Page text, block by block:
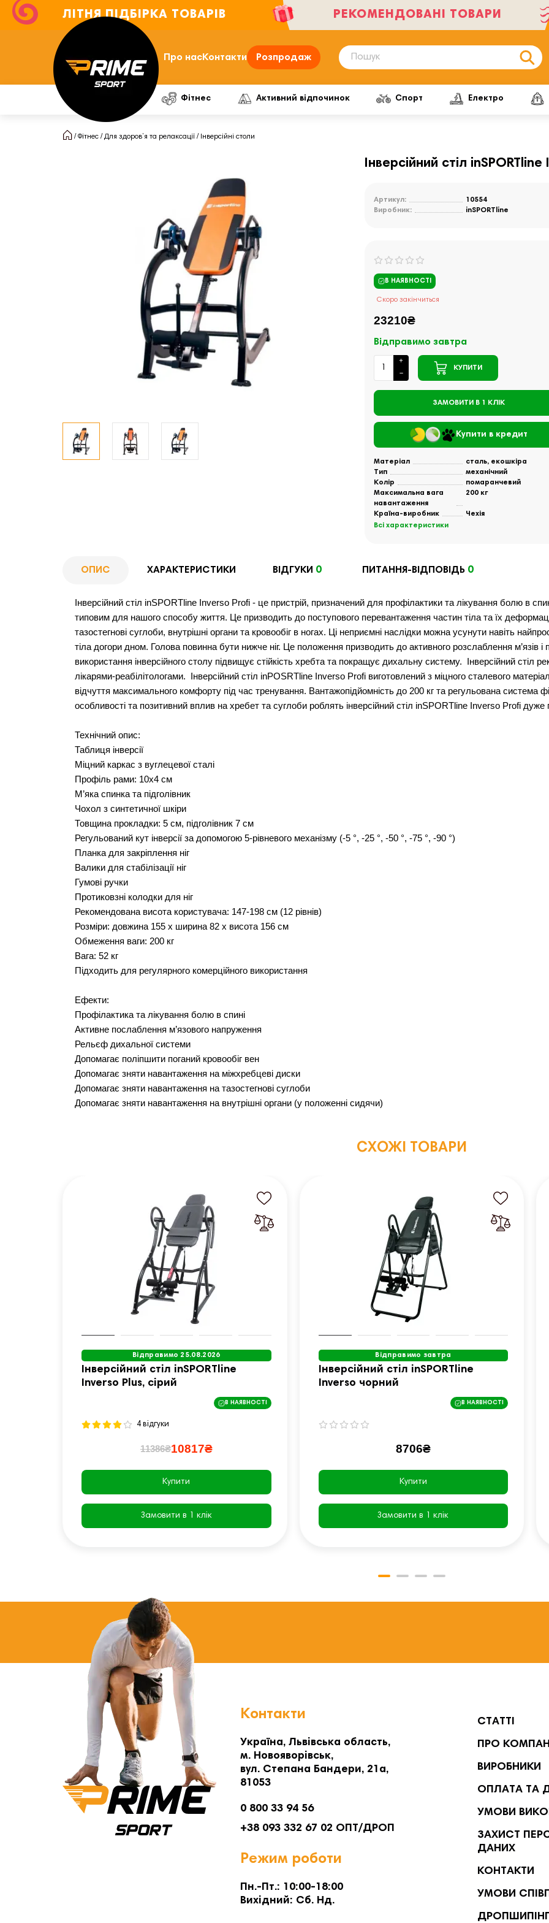
ЛІТНЯ ПІДБІРКА ТОВАРІВ РЕКОМЕНДОВАНІ ТОВАРИ
Про насКонтакти Розпродаж
Фітнес Активний відпочинок Спорт Електро
Фітнес Для здоров’я та релаксації Інверсійні столи
Інверсійний стіл
Артикул:
10554
Виробник:
inSPORTline
В НАЯВНОСТІ
Скоро закінчиться
23210₴
Відправимо завтра
КУПИТИ
ЗАМОВИТИ В 1 КЛІК
Купити в кредит
Матеріал
сталь, екошкіра
Тип
механічний
Колір
помаранчевий
Максимальна вага
навантаження
200 кг
Країна-виробник
Чехія
Всі характеристики
ОПИС ХАРАКТЕРИСТИКИ ВІДГУКИ 0 ПИТАННЯ-ВІДПОВІДЬ 0
Інверсійний стіл inSPORTline Inverso Profi - це пристрій, призначений для профілактики та лікування болю в
типовим для нашого способу життя. Це призводить до поступового перевантаження частин тіла та їх
тазостегнові суглоби, внутрішні органи та кровообіг в ногах. Ці неприємні наслідки можна усунути навіть
тіла догори дном. Голова повинна бути нижче ніг. Це положення призводить до активного розслаблення м’язів
використання інверсійного столу підвищує стійкість хребта та покращує дихальну систему. Інверсійний стіл
лікарями-реабілітологами. Інверсійний стіл inPOSRTline Inverso Profi виготовлений ​​з міцного сталевого
відчуття максимального комфорту під час тренування. Вантажопідйомність до 200 кг та регульована система
особливості та позитивний вплив на хребет та суглоби роблять інверсійний стіл inSPORTline Inverso Profi
Технічний опис:
Таблиця інверсії
Міцний каркас з вуглецевої сталі
Профіль рами: 10х4 см
М’яка спинка та підголівник
Чохол з синтетичної шкіри
Товщина прокладки: 5 см, підголівник 7 см
Регульований кут інверсії за допомогою 5-рівневого механізму (-5 °, -25 °, -50 °, -75 °, -90 °)
Планка для закріплення ніг
Валики для стабілізації ніг
Гумові ручки
Протиковзні колодки для ніг
Рекомендована висота користувача: 147-198 см (12 рівнів)
Розміри: довжина 155 х ширина 82 х висота 156 см
Обмеження ваги: 200 кг
Вага: 52 кг
Підходить для регулярного комерційного використання
Ефекти:
Профілактика та лікування болю в спині
Активне послаблення м’язового напруження
Рельєф дихальної системи
Допомагає поліпшити поганий кровообіг вен
Допомагає зняти навантаження на міжхребцеві диски
Допомагає зняти навантаження на тазостегнові суглоби
Допомагає зняти навантаження на внутрішні органи (у положенні сидячи)
СХОЖІ ТОВАРИ
Відправимо 25.08.2026
Інверсійний стіл inSPORTline
Inverso Plus, сірий
В НАЯВНОСТІ
4 відгуки
11386₴10817₴
Купити
Замовити в 1 клік
Відправимо завтра
Інверсійний стіл inSPORTline
Inverso чорний
В НАЯВНОСТІ
8706₴
Купити
Замовити в 1 клік
Контакти
Україна, Львівська область,
м. Новояворівськ,
вул. Степана Бандери, 21а,
81053
0 800 33 94 56
+38 093 332 67 02 ОПТ/ДРОП
Режим роботи
Пн.-Пт.: 10:00-18:00
Вихідний: Сб. Нд.
СТАТТІ
ПРО
ВИРОБНИКИ
ОПЛАТА ТА
УМОВИ
ЗАХИСТ
ДАНИХ
КОНТАКТИ
УМОВИ